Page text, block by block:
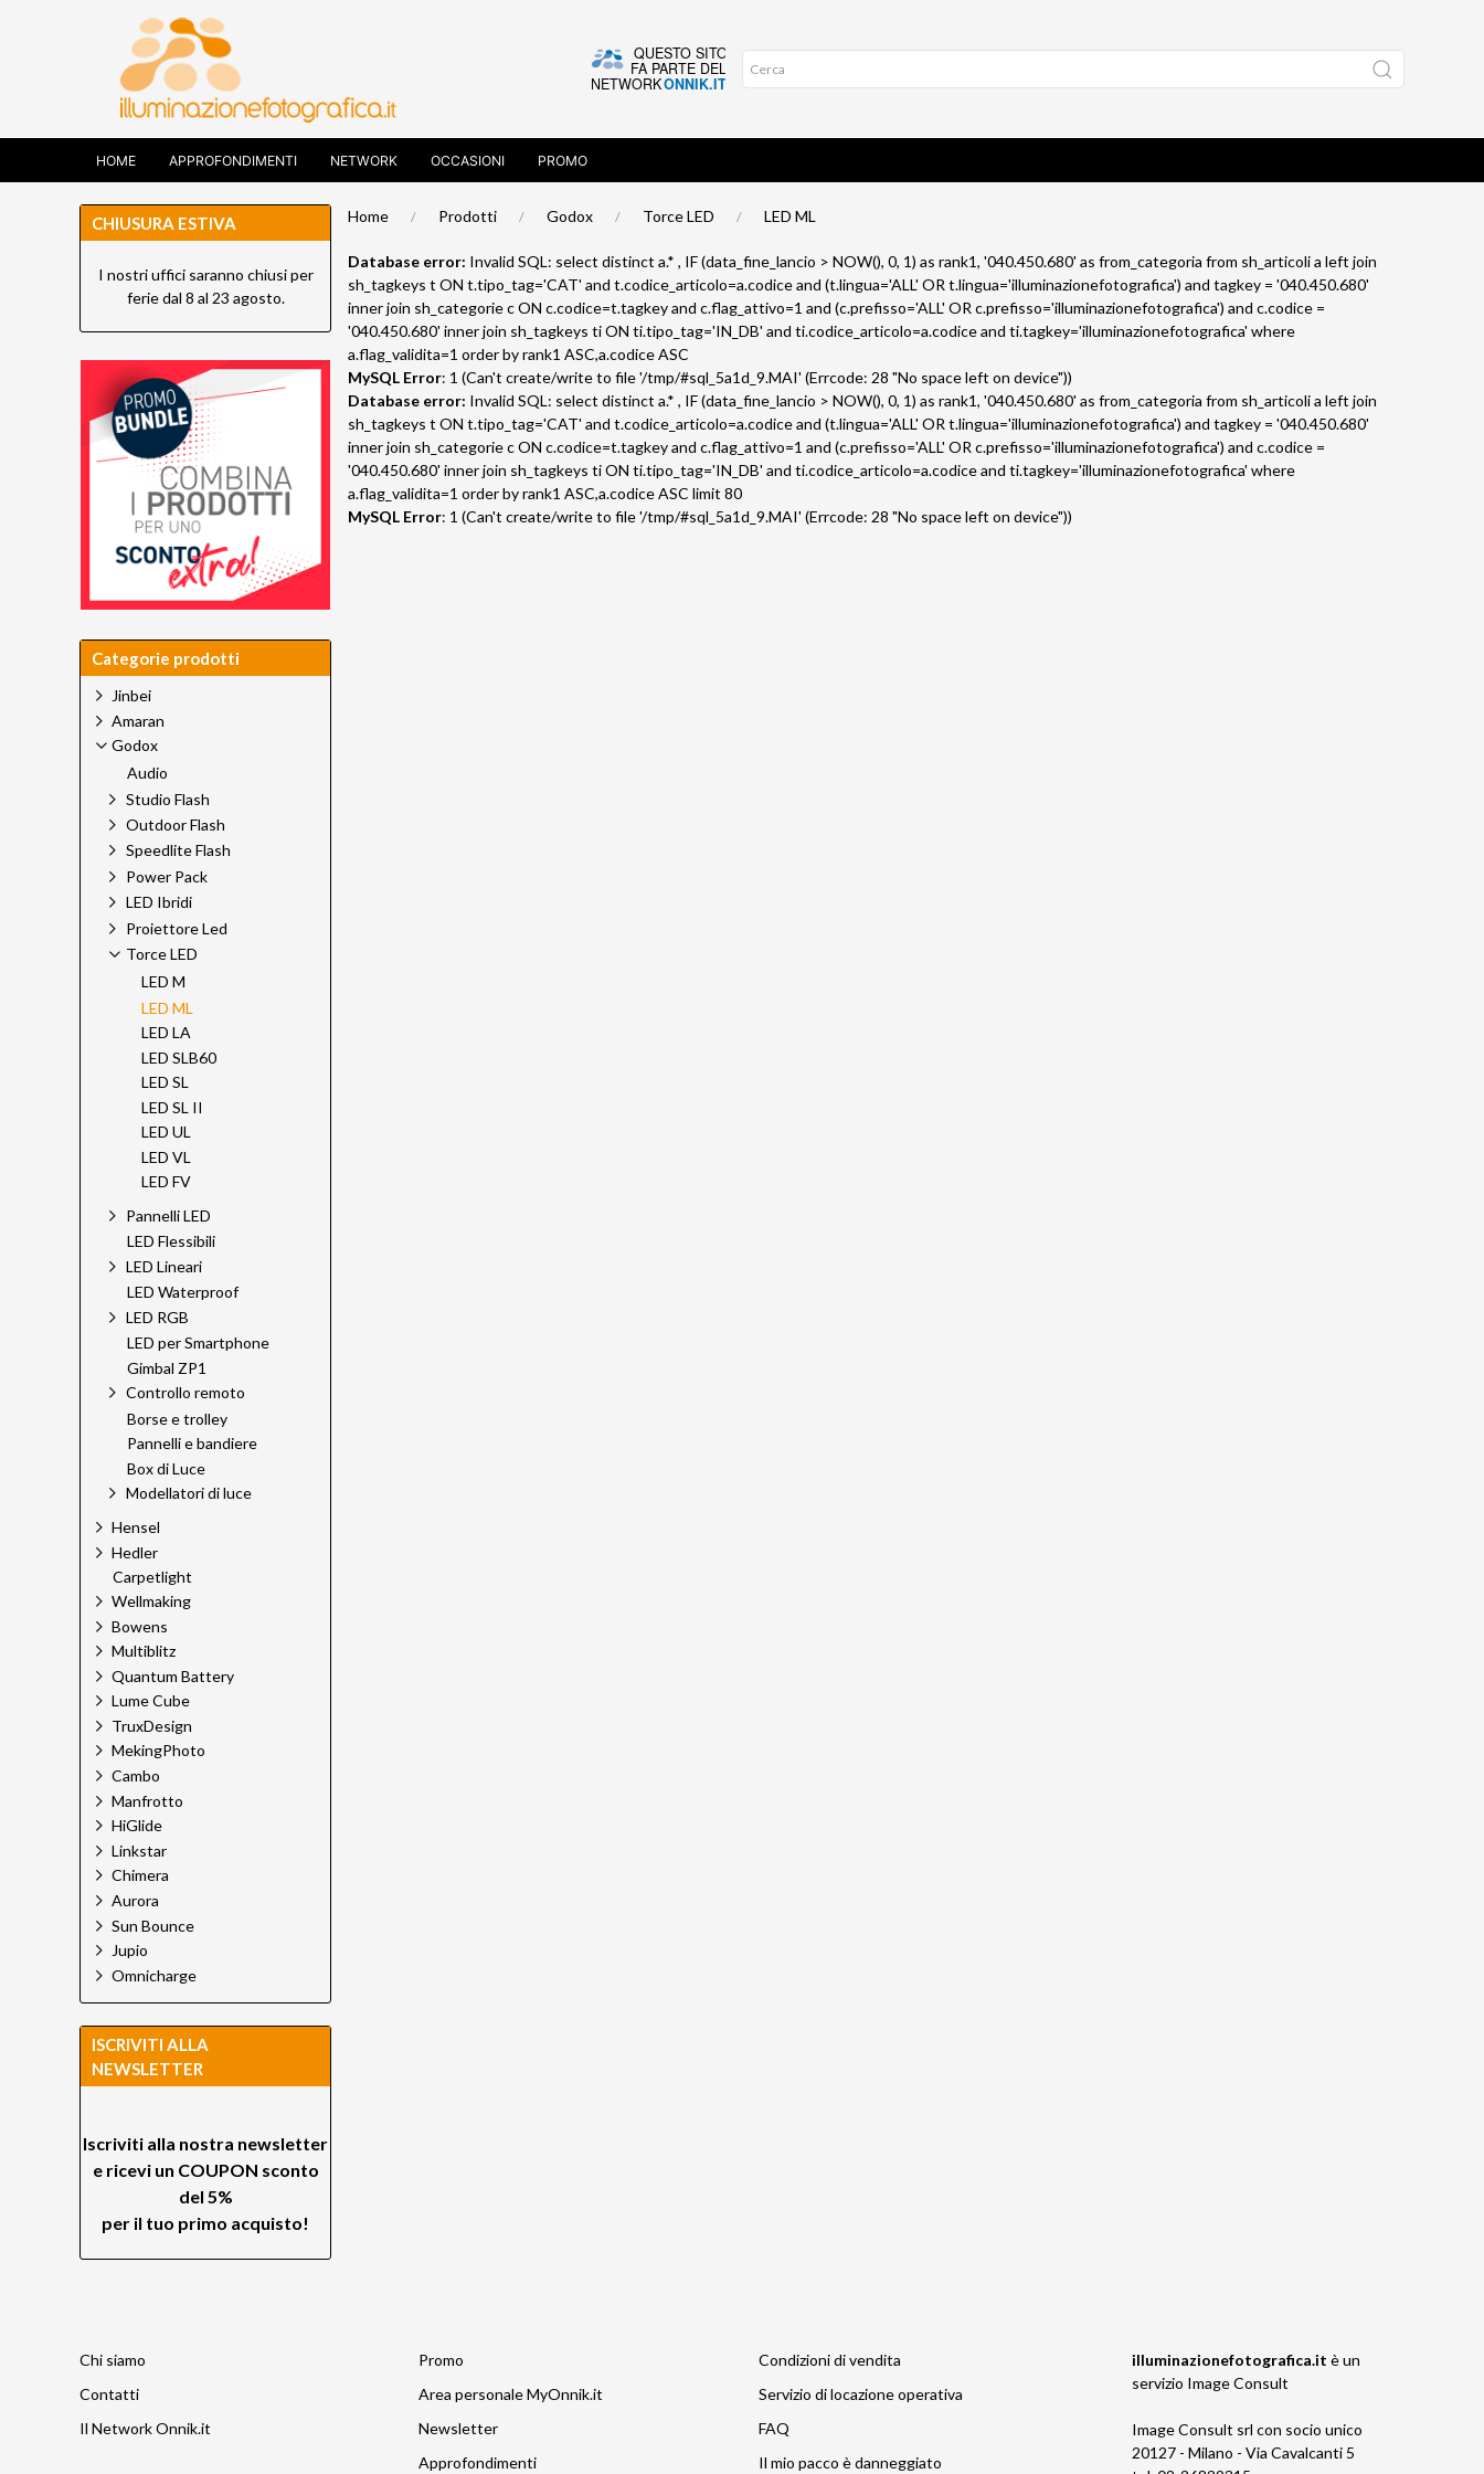
HOME APPROFONDIMENTI NETWORK OCCASIONI PROMO
Home Prodotti Godox Torce LED LED ML
Database error: Invalid SQL: select distinct a.* , IF (data_fine_lancio > NOW(), 0, 1) as rank1, '040.450.680' as from_categoria from sh_articoli a left join
sh_tagkeys t ON t.tipo_tag='CAT' and t.codice_articolo=a.codice and (t.lingua='ALL' OR t.lingua='illuminazionefotografica') and tagkey = '040.450.680'
inner join sh_categorie c ON c.codice=t.tagkey and c.flag_attivo=1 and (c.prefisso='ALL' OR c.prefisso='illuminazionefotografica') and c.codice =
'040.450.680' inner join sh_tagkeys ti ON ti.tipo_tag='IN_DB' and ti.codice_articolo=a.codice and ti.tagkey='illuminazionefotografica' where
a.flag_validita=1 order by rank1 ASC,a.codice ASC
MySQL Error: 1 (Can't create/write to file '/tmp/#sql_5a1d_9.MAI' (Errcode: 28 "No space left on device"))
Database error: Invalid SQL: select distinct a.* , IF (data_fine_lancio > NOW(), 0, 1) as rank1, '040.450.680' as from_categoria from sh_articoli a left join
sh_tagkeys t ON t.tipo_tag='CAT' and t.codice_articolo=a.codice and (t.lingua='ALL' OR t.lingua='illuminazionefotografica') and tagkey = '040.450.680'
inner join sh_categorie c ON c.codice=t.tagkey and c.flag_attivo=1 and (c.prefisso='ALL' OR c.prefisso='illuminazionefotografica') and c.codice =
'040.450.680' inner join sh_tagkeys ti ON ti.tipo_tag='IN_DB' and ti.codice_articolo=a.codice and ti.tagkey='illuminazionefotografica' where
a.flag_validita=1 order by rank1 ASC,a.codice ASC limit 80
MySQL Error: 1 (Can't create/write to file '/tmp/#sql_5a1d_9.MAI' (Errcode: 28 "No space left on device"))
CHIUSURA ESTIVA
I nostri uffici saranno chiusi per
ferie dal 8 al 23 agosto.
Categorie prodotti
Jinbei
Amaran
Godox
Audio
Studio Flash
Outdoor Flash
Speedlite Flash
Power Pack
LED Ibridi
Proiettore Led
Torce LED
LED M
LED ML
LED LA
LED SLB60
LED SL
LED SL II
LED UL
LED VL
LED FV
Pannelli LED
LED Flessibili
LED Lineari
LED Waterproof
LED RGB
LED per Smartphone
Gimbal ZP1
Controllo remoto
Borse e trolley
Pannelli e bandiere
Box di Luce
Modellatori di luce
Hensel
Hedler
Carpetlight
Wellmaking
Bowens
Multiblitz
Quantum Battery
Lume Cube
TruxDesign
MekingPhoto
Cambo
Manfrotto
HiGlide
Linkstar
Chimera
Aurora
Sun Bounce
Jupio
Omnicharge
ISCRIVITI ALLA
NEWSLETTER
Iscriviti alla nostra newsletter
e ricevi un COUPON sconto
del 5%
per il tuo primo acquisto!
Chi siamo
Contatti
Il Network Onnik.it
Promo
Area personale MyOnnik.it
Newsletter
Approfondimenti
Condizioni di vendita
Servizio di locazione operativa
FAQ
Il mio pacco è danneggiato
illuminazionefotografica.it è un
servizio Image Consult
Image Consult srl con socio unico
20127 - Milano - Via Cavalcanti 5